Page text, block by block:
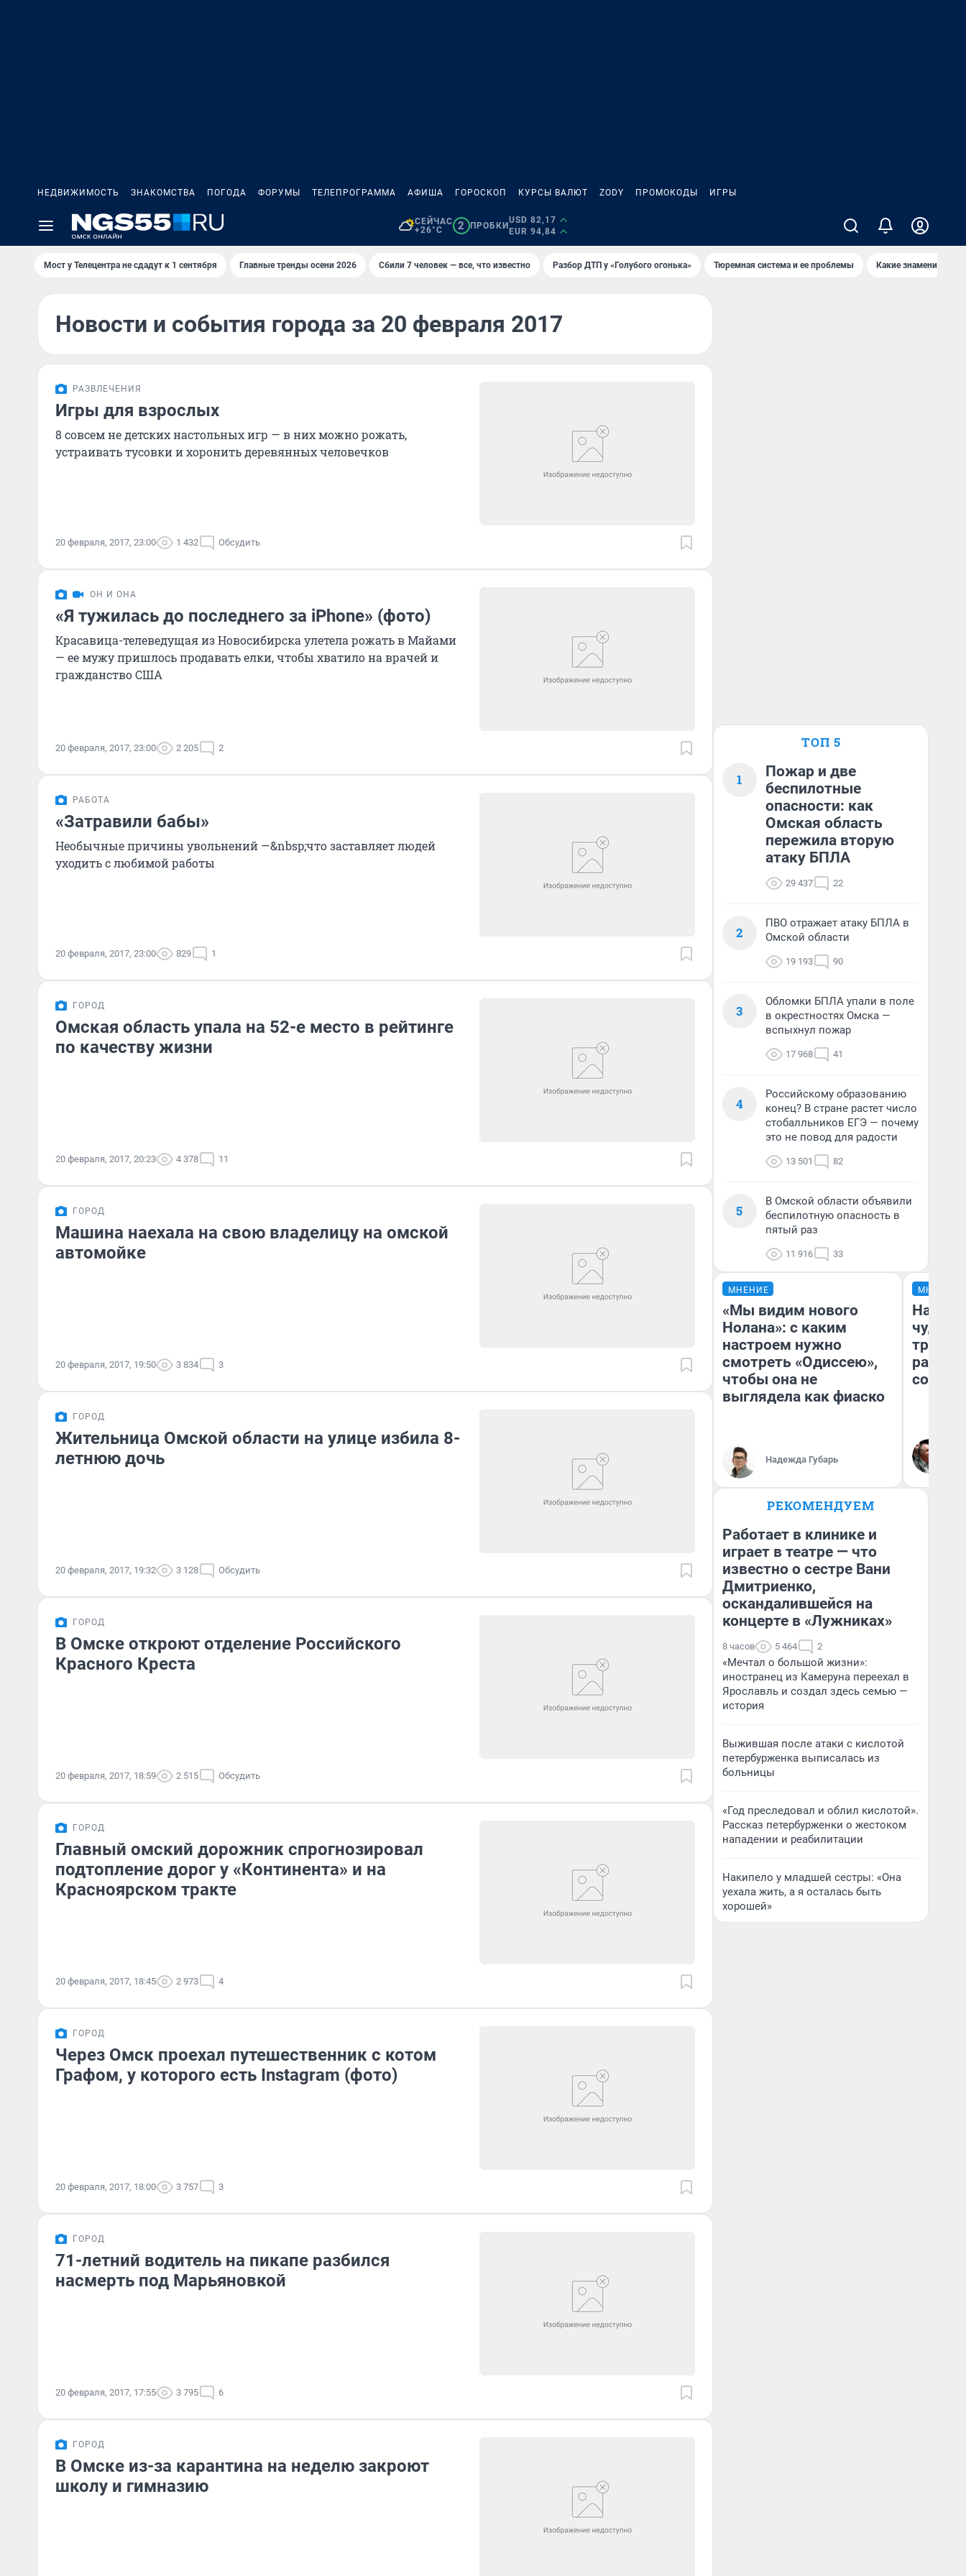
НЕДВИЖИМОСТЬ ЗНАКОМСТВА ПОГОДА ФОРУМЫ ТЕЛЕПРОГРАММА АФИША ГОРОСКОП КУРСЫ ВАЛЮТ ZODY ПРОМОКОДЫ ИГРЫ
СЕЙЧАС
+26°C
2 ПРОБКИ
USD 82,17
EUR 94,84
Мост у Телецентра не сдадут к 1 сентября Главные тренды осени 2026 Сбили 7 человек — все, что известно Разбор ДТП у «Голубого огонька» Тюремная система и ее проблемы Какие знаменитости
Новости и события города за 20 февраля 2017
РАЗВЛЕЧЕНИЯ
Игры для взрослых
8 совсем не детских настольных игр — в них можно рожать,
устраивать тусовки и хоронить деревянных человечков
20 февраля, 2017, 23:00 1 432 Обсудить
ОН И ОНА
«Я тужилась до последнего за iPhone» (фото)
Красавица-телеведущая из Новосибирска улетела рожать в Майами
— ее мужу пришлось продавать елки, чтобы хватило на врачей и
гражданство США
20 февраля, 2017, 23:00 2 205 2
РАБОТА
«Затравили бабы»
Необычные причины увольнений —&nbsp;что заставляет людей
уходить с любимой работы
20 февраля, 2017, 23:00 829 1
ГОРОД
Омская область упала на 52-е место в рейтинге
по качеству жизни
20 февраля, 2017, 20:23 4 378 11
ГОРОД
Машина наехала на свою владелицу на омской
автомойке
20 февраля, 2017, 19:50 3 834 3
ГОРОД
Жительница Омской области на улице избила 8-
летнюю дочь
20 февраля, 2017, 19:32 3 128 Обсудить
ГОРОД
В Омске откроют отделение Российского
Красного Креста
20 февраля, 2017, 18:59 2 515 Обсудить
ГОРОД
Главный омский дорожник спрогнозировал
подтопление дорог у «Континента» и на
Красноярском тракте
20 февраля, 2017, 18:45 2 973 4
ГОРОД
Через Омск проехал путешественник с котом
Графом, у которого есть Instagram (фото)
20 февраля, 2017, 18:00 3 757 3
ГОРОД
71-летний водитель на пикапе разбился
насмерть под Марьяновкой
20 февраля, 2017, 17:55 3 795 6
ГОРОД
В Омске из-за карантина на неделю закроют
школу и гимназию
ТОП 5
1
Пожар и две
беспилотные
опасности: как
Омская область
пережила вторую
атаку БПЛА
29 437 22
2
ПВО отражает атаку БПЛА в
Омской области
19 193 90
3
Обломки БПЛА упали в поле
в окрестностях Омска —
вспыхнул пожар
17 968 41
4
Российскому образованию
конец? В стране растет число
стобалльников ЕГЭ — почему
это не повод для радости
13 501 82
5
В Омской области объявили
беспилотную опасность в
пятый раз
11 916 33
МНЕНИЕ
«Мы видим нового
Нолана»: с каким
настроем нужно
смотреть «Одиссею»,
чтобы она не
выглядела как фиаско
Надежда Губарь
МНЕНИЕ
чудом
РЕКОМЕНДУЕМ
Работает в клинике и
играет в театре — что
известно о сестре Вани
Дмитриенко,
оскандалившейся на
концерте в «Лужниках»
8 часов 5 464 2
«Мечтал о большой жизни»:
иностранец из Камеруна переехал в
Ярославль и создал здесь семью —
история
Выжившая после атаки с кислотой
петербурженка выписалась из
больницы
«Год преследовал и облил кислотой».
Рассказ петербурженки о жестоком
нападении и реабилитации
Накипело у младшей сестры: «Она
уехала жить, а я осталась быть
хорошей»